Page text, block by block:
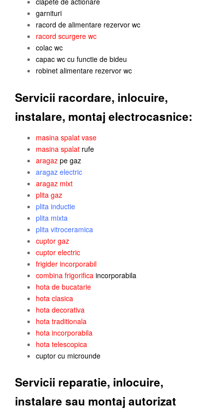
garnituri
racord de alimentare rezervor wc
racord scurgere wc
colac wc
capac wc cu functie de bideu
robinet alimentare rezervor wc
Servicii racordare, inlocuire,
instalare, montaj electrocasnice:
masina spalat vase
masina spalat rufe
aragaz pe gaz
aragaz electric
aragaz mixt
plita gaz
plita inductie
plita mixta
plita vitroceramica
cuptor gaz
cuptor electric
frigider incorporabil
combina frigorifica incorporabila
hota de bucatarie
hota clasica
hota decorativa
hota traditionala
hota incorporabila
hota telescopica
cuptor cu microunde
Servicii reparatie, inlocuire,
instalare sau montaj autorizat